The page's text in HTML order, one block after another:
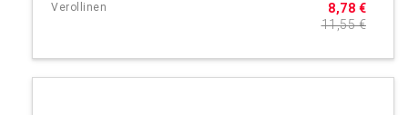
8,78 €
11,55 €